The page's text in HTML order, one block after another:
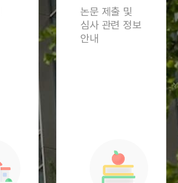
논문 제출 및
심사 관련 정보
안내